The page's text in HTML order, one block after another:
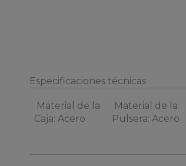
Especificaciones técnicas
Material de la
Caja: Acero
Material de la
Pulsera: Acero